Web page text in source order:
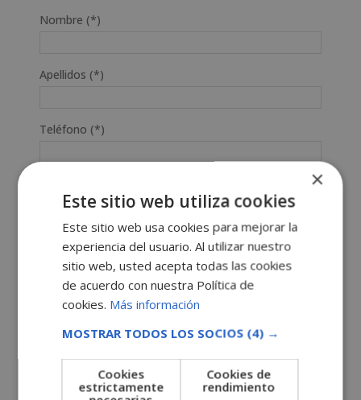
Nombre (*)
Apellidos (*)
Teléfono (*)
Indícanos en qué curso estás interesado (*)
Mensaje
×
Este sitio web utiliza cookies
Este sitio web usa cookies para mejorar la
experiencia del usuario. Al utilizar nuestro
sitio web, usted acepta todas las cookies
de acuerdo con nuestra Política de
cookies. Más información
MOSTRAR TODOS LOS SOCIOS (4) →
Cookies
estrictamente
Cookies de
rendimiento